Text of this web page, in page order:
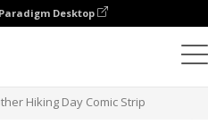
Desktop
Hiking Day Comic Strip